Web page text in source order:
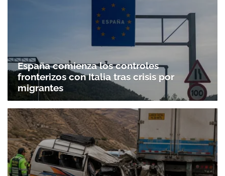
España comienza los controles
fronterizos con Italia tras crisis por
migrantes